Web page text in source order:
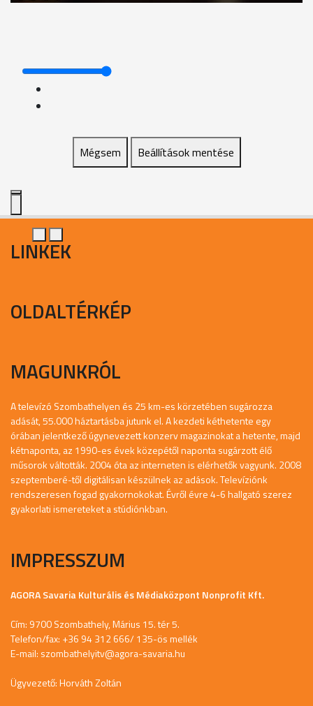
Mégsem Beállítások mentése
LINKEK
OLDALTÉRKÉP
MAGUNKRÓL
A televízó Szombathelyen és 25 km-es körzetében sugározza
adását, 55.000 háztartásba jutunk el. A kezdeti kéthetente egy
órában jelentkező úgynevezett konzerv magazinokat a hetente, majd
kétnaponta, az 1990-es évek közepétől naponta sugárzott élő
műsorok váltották. 2004 óta az interneten is elérhetők vagyunk. 2008
szeptemberé-től digitálisan készülnek az adások. Televíziónk
rendszeresen fogad gyakornokokat. Évről évre 4-6 hallgató szerez
gyakorlati ismereteket a stúdiónkban.
IMPRESSZUM
AGORA Savaria Kulturális és Médiaközpont Nonprofit Kft.
Cím: 9700 Szombathely, Márius 15. tér 5.
Telefon/fax: +36 94 312 666/ 135-ös mellék
E-mail: szombathelyitv@agora-savaria.hu
Ügyvezető: Horváth Zoltán